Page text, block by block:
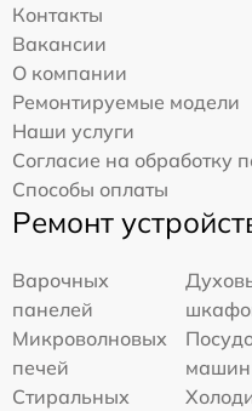
Контакты
Вакансии
О компании
Ремонтируемые модели
Наши услуги
Согласие на обработку
Способы оплаты
Ремонт
Варочных
панелей
Микроволновых
печей
машин
Стиральных